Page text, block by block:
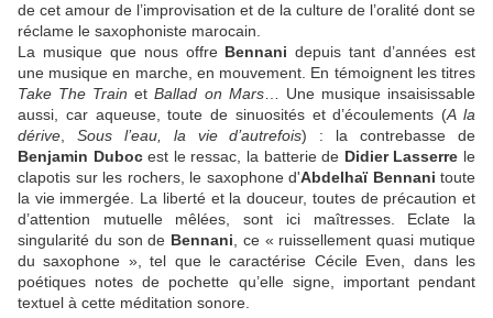
de cet amour de l’improvisation et de la culture de l’oralité dont se
réclame le saxophoniste marocain.
La musique que nous offre Bennani depuis tant d’années est
une musique en marche, en mouvement. En témoignent les titres
Take The Train etBallad on Mars… Une musique insaisissable
aussi, car aqueuse, toute de sinuosités et d’écoulements (A la
dérive
Sous l’eau, la vie d’autrefois) : la contrebasse de
Benjamin Dubocest le ressac, la batterie de Didier Lasserre le
clapotis sur les rochers, le saxophone d'Abdelhaï Bennani toute
la vie immergée. La liberté et la douceur, toutes de précaution et
d’attention mutuelle mêlées, sont ici maîtresses. Eclate la
singularité du son de Bennani , ce « ruissellement quasi mutique
du saxophone », tel que le caractérise Cécile Even, dans les
poétiques notes de pochette qu’elle signe, important pendant
textuel à cette méditation sonore.